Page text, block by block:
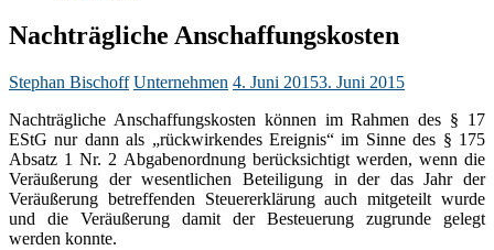
Nachträgliche Anschaffungskosten
Stephan Bischoff Unternehmen 4. Juni 20153. Juni 2015
Nachträgliche Anschaffungskosten können im Rahmen des § 17
EStG nur dann als „rückwirkendes Ereignis“ im Sinne des § 175
Absatz 1 Nr. 2 Abgabenordnung berücksichtigt werden, wenn die
Veräußerung der wesentlichen Beteiligung in der das Jahr der
Veräußerung betreffenden Steuererklärung auch mitgeteilt wurde
und die Veräußerung damit der Besteuerung zugrunde gelegt
werden konnte.